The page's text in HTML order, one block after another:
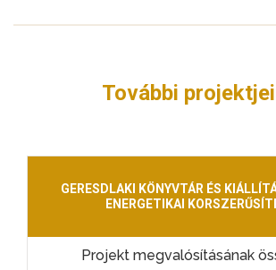
További
GERESDLAKI KÖNYVTÁR ÉS
ENERGETIKAI
Projekt megvalósításának